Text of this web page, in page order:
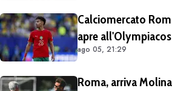
Calciomercato
apre all'Olympiacos
ago 05, 21:29
Roma, arriva